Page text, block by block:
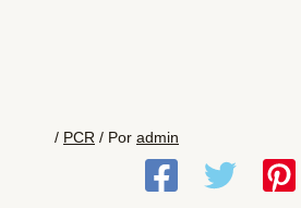
/ PCR / Por admin